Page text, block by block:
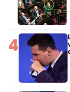
4